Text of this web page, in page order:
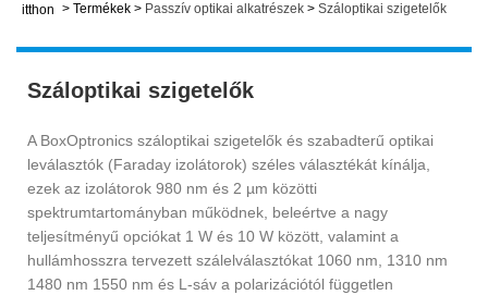
itthon > Termékek > Passzív optikai alkatrészek > Száloptikai szigetelők
Száloptikai szigetelők
A BoxOptronics száloptikai szigetelők és szabadterű optikai
leválasztók (Faraday izolátorok) széles választékát kínálja,
ezek az izolátorok 980 nm és 2 µm közötti
spektrumtartományban működnek, beleértve a nagy
teljesítményű opciókat 1 W és 10 W között, valamint a
hullámhosszra tervezett szálelválasztókat 1060 nm, 1310 nm
1480 nm 1550 nm és L-sáv a polarizációtól független